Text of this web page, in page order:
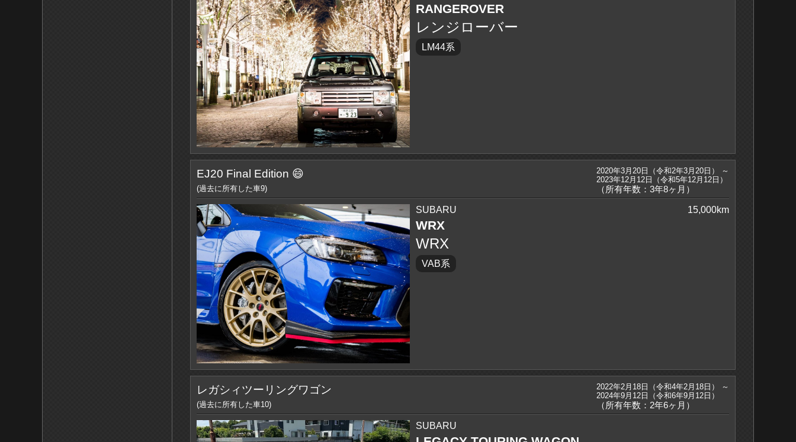
RANGEROVER
レンジローバー
LM44系
EJ20 Final Edition 😄
(過去に所有した車9)
2020年3月20日（令和2年3月20日） ～
2023年12月12日（令和5年12月12日）
（所有年数：3年8ヶ月）
15,000km
SUBARU
WRX
WRX
VAB系
レガシィツーリングワゴン
(過去に所有した車10)
2022年2月18日（令和4年2月18日） ～
2024年9月12日（令和6年9月12日）
（所有年数：2年6ヶ月）
SUBARU